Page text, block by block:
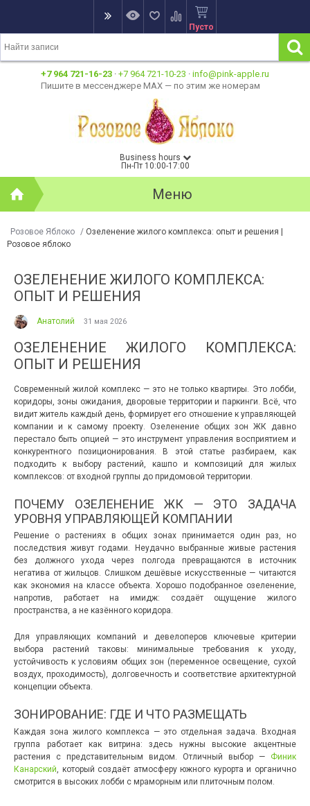
Пусто
+7 964 721-16-23 · +7 964 721-10-23 · info@pink-apple.ru
Пишите в мессенджере MAX — по этим же номерам
Business hours
Пн-Пт 10:00-17:00
Меню
Розовое Яблоко / Озеленение жилого комплекса: опыт и решения |
Розовое яблоко
ОЗЕЛЕНЕНИЕ ЖИЛОГО КОМПЛЕКСА:
ОПЫТ И РЕШЕНИЯ
Анатолий 31 мая 2026
ОЗЕЛЕНЕНИЕ ЖИЛОГО КОМПЛЕКСА:
ОПЫТ И РЕШЕНИЯ
Современный жилой комплекс — это не только квартиры. Это лобби,
коридоры, зоны ожидания, дворовые территории и паркинги. Всё, что
видит житель каждый день, формирует его отношение к управляющей
компании и к самому проекту. Озеленение общих зон ЖК давно
перестало быть опцией — это инструмент управления восприятием и
конкурентного позиционирования. В этой статье разбираем, как
подходить к выбору растений, кашпо и композиций для жилых
комплексов: от входной группы до придомовой территории.
ПОЧЕМУ ОЗЕЛЕНЕНИЕ ЖК — ЭТО ЗАДАЧА
УРОВНЯ УПРАВЛЯЮЩЕЙ КОМПАНИИ
Решение о растениях в общих зонах принимается один раз, но
последствия живут годами. Неудачно выбранные живые растения
без должного ухода через полгода превращаются в источник
негатива от жильцов. Слишком дешёвые искусственные — читаются
как экономия на классе объекта. Хорошо подобранное озеленение,
напротив, работает на имидж: создаёт ощущение жилого
пространства, а не казённого коридора.
Для управляющих компаний и девелоперов ключевые критерии
выбора растений таковы: минимальные требования к уходу,
устойчивость к условиям общих зон (переменное освещение, сухой
воздух, проходимость), долговечность и соответствие архитектурной
концепции объекта.
ЗОНИРОВАНИЕ: ГДЕ И ЧТО РАЗМЕЩАТЬ
Каждая зона жилого комплекса — это отдельная задача. Входная
группа работает как витрина: здесь нужны высокие акцентные
растения с представительным видом. Отличный выбор — Финик
Канарский , который создаёт атмосферу южного курорта и органично
смотрится в высоких лобби с мраморным или плиточным полом.